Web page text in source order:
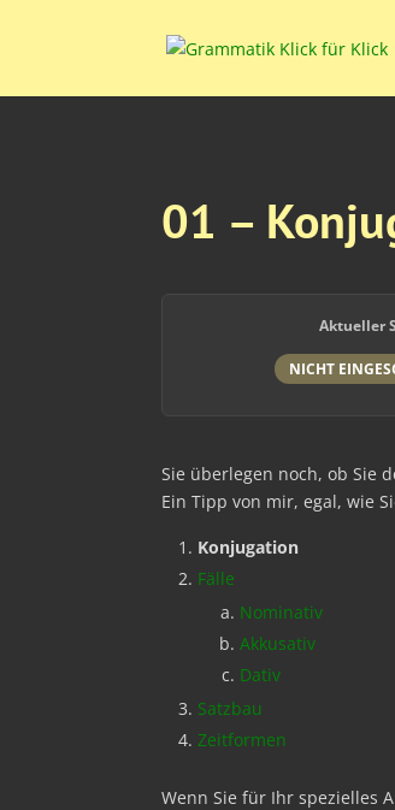
01 –
Aktueller
NICHT
Sie überlegen noch, ob Sie
Ein Tipp von mir, egal, wie
Konjugation
Fälle
Nominativ
Akkusativ
Dativ
Satzbau
Zeitformen
Wenn Sie für Ihr spezielles